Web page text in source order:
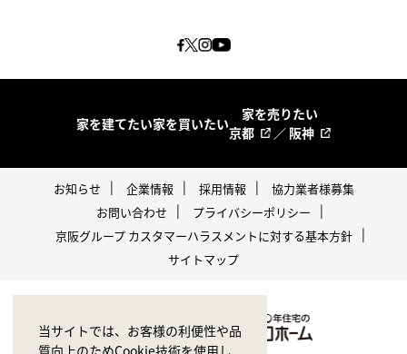
家を建てたい家を買いたい
家を売りたい
京都
／ 阪神
お知らせ 企業情報 採用情報
協力業者様募集
お問い合わせ
プライバシーポリシー
京阪グループ カスタマーハラスメントに対する基本方針
サイトマップ
当サイトでは、お客様の利便性や品
質向上のためCookie技術を使用し